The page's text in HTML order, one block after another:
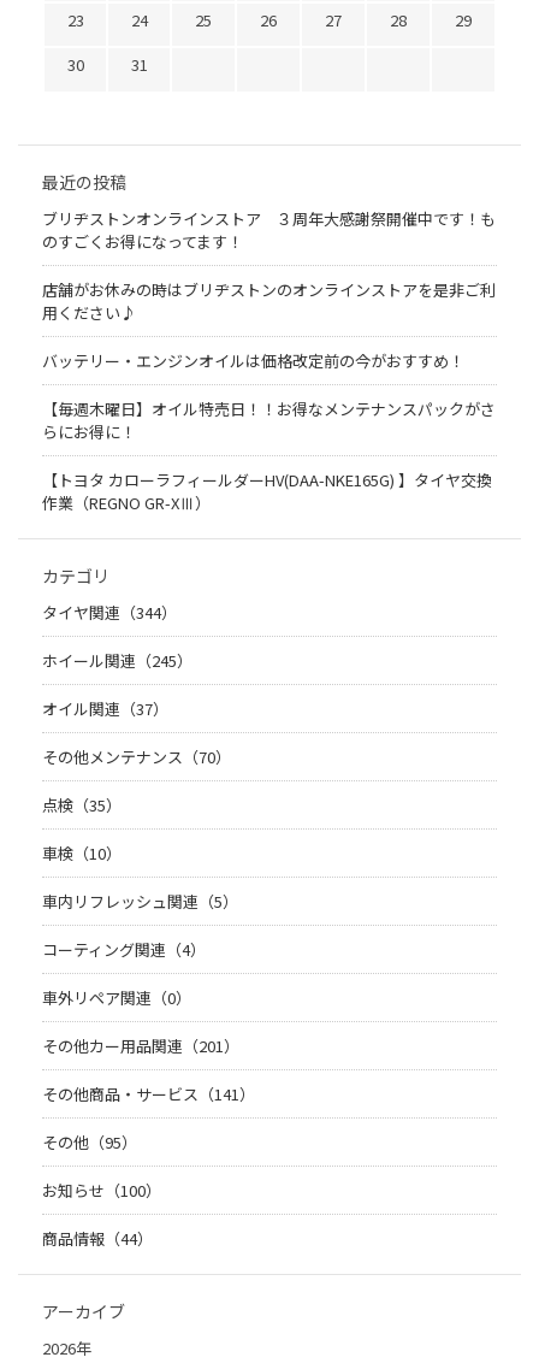
23
24 25 26 27 28
29
30
31
最近の投稿
ブリヂストンオンラインストア ３周年大感謝祭開催中です！も
のすごくお得になってます！
店舗がお休みの時はブリヂストンのオンラインストアを是非ご利
用ください♪
バッテリー・エンジンオイルは価格改定前の今がおすすめ！
【毎週木曜日】オイル特売日！！お得なメンテナンスパックがさ
らにお得に！
【トヨタ カローラフィールダーHV(DAA-NKE165G) 】タイヤ交換
作業（REGNO GR-XⅢ）
カテゴリ
タイヤ関連（344）
ホイール関連（245）
オイル関連（37）
その他メンテナンス（70）
点検（35）
車検（10）
車内リフレッシュ関連（5）
コーティング関連（4）
車外リペア関連（0）
その他カー用品関連（201）
その他商品・サービス（141）
その他（95）
お知らせ（100）
商品情報（44）
アーカイブ
2026年